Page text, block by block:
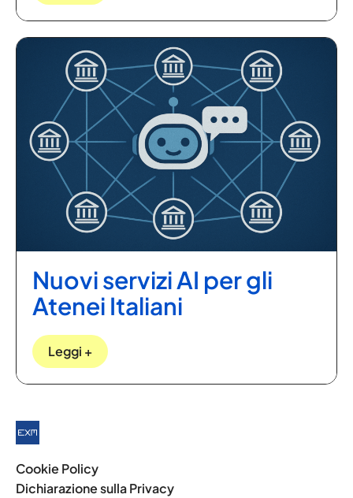
Nuovi servizi AI per gli
Atenei Italiani
Leggi +
Cookie Policy
Dichiarazione sulla Privacy